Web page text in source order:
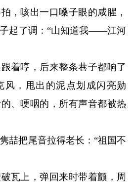
咳出一口嗓子眼的咸腥，
起了调：“山知道我——江河
哼，后来整条巷子都响了
风，甩出的泥点划成闪亮勋
、哽咽的，所有声音都被热
把尾音拉得老长：“祖国不
上，弹回来时带着颤，周